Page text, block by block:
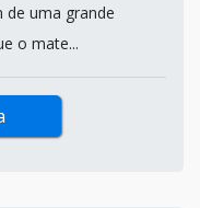
de uma grande
o mate...